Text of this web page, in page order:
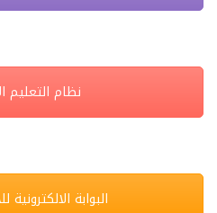
نظام التعليم
البوابة